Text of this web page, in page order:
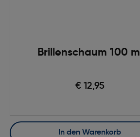
Brillenschaum 100 ml
€ 12,95
In den Warenkorb